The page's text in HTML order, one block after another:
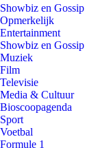
Showbiz en Gossip
Opmerkelijk
Entertainment
Showbiz en Gossip
Muziek
Film
Televisie
Media & Cultuur
Bioscoopagenda
Sport
Voetbal
Formule 1